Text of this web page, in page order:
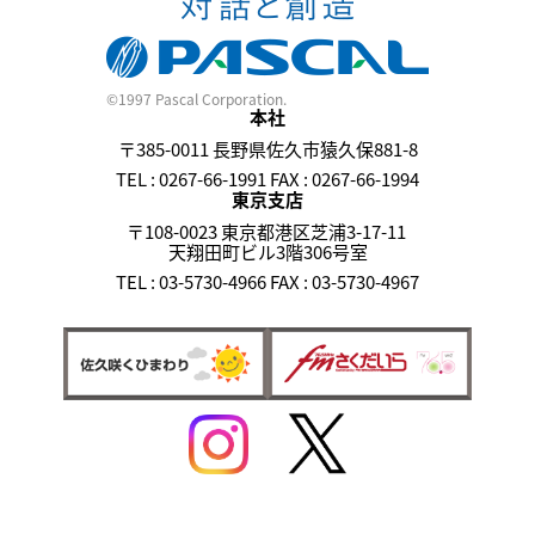
©1997 Pascal Corporation.
本社
〒385-0011 長野県佐久市猿久保881-8
TEL : 0267-66-1991 FAX : 0267-66-1994
東京支店
〒108-0023 東京都港区芝浦3-17-11
天翔田町ビル3階306号室
TEL : 03-5730-4966 FAX : 03-5730-4967